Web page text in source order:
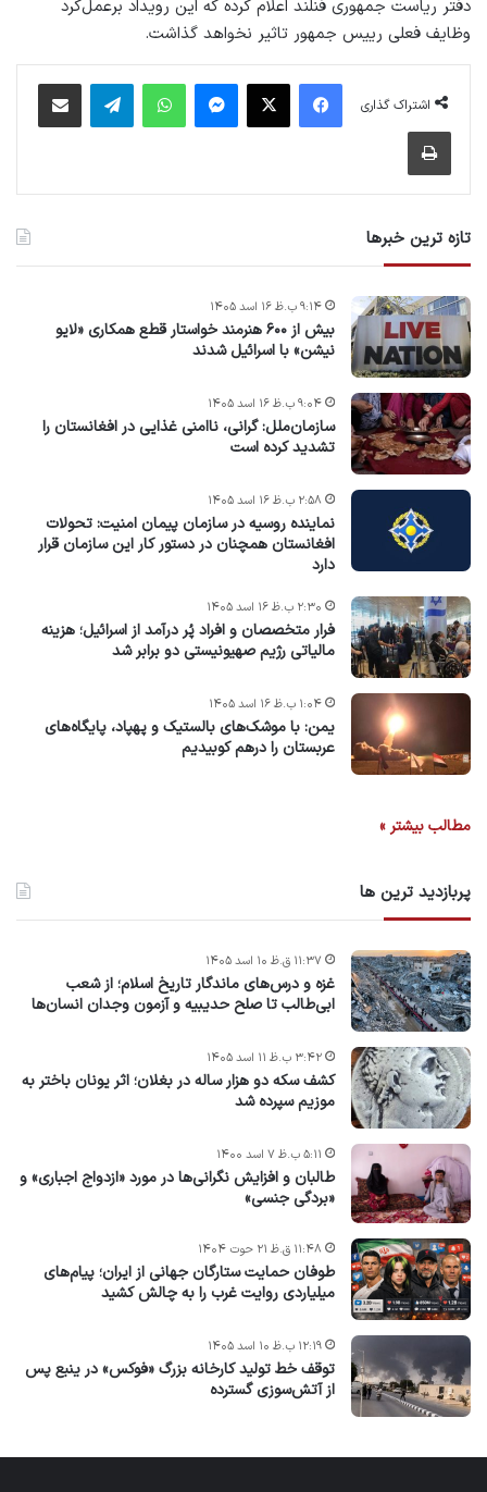
دفتر ریاست جمهوری فنلند اعلام کرده که این رویداد برعمل‌کرد
وظایف فعلی رییس جمهور تاثیر نخواهد گذاشت.
اشتراک گذاری
فیس بوک پیام رسان واتس آپ
تازه ترین خبرها
بیش از ۶۰۰ هنرمند خواستار قطع همکاری «لایو
نیشن» با اسرائیل شدند
۹:۱۴ ب.ظ ۱۶ اسد ۱۴۰۵
سازمان‌ملل: گرانی، ناامنی غذایی در افغانستان را
تشدید کرده است
۹:۰۴ ب.ظ ۱۶ اسد ۱۴۰۵
نماینده روسیه در سازمان پیمان امنیت: تحولات
افغانستان همچنان در دستور کار این سازمان قرار
دارد
۲:۵۸ ب.ظ ۱۶ اسد ۱۴۰۵
فرار متخصصان و افراد پُر درآمد از اسرائیل؛ هزینه
مالیاتی رژیم صهیونیستی دو برابر شد
۲:۳۰ ب.ظ ۱۶ اسد ۱۴۰۵
یمن: با موشک‌های بالستیک و پهپاد، پایگاه‌های
عربستان را درهم کوبیدیم
۱:۰۴ ب.ظ ۱۶ اسد ۱۴۰۵
مطالب بیشتر »
پربازدید ترین ها
غزه و درس‌های ماندگار تاریخ اسلام؛ از شعب
ابی‌طالب تا صلح حدیبیه و آزمون وجدان انسان‌ها
۱۱:۳۷ ق.ظ ۱۰ اسد ۱۴۰۵
کشف سکه دو هزار ساله در بغلان؛ اثر یونان باختر به
موزیم سپرده شد
۳:۴۲ ب.ظ ۱۱ اسد ۱۴۰۵
طالبان و افزایش نگرانی‌ها در مورد «ازدواج اجباری» و
«بردگی جنسی»
۵:۱۱ ب.ظ ۷ اسد ۱۴۰۰
طوفان حمایت ستارگان جهانی از ایران؛ پیام‌های
میلیاردی روایت غرب را به چالش کشید
۱۱:۴۸ ق.ظ ۲۱ حوت ۱۴۰۴
توقف خط تولید کارخانه بزرگ «فوکس» در ینبع پس
از آتش‌سوزی گسترده
۱۲:۱۹ ب.ظ ۱۰ اسد ۱۴۰۵